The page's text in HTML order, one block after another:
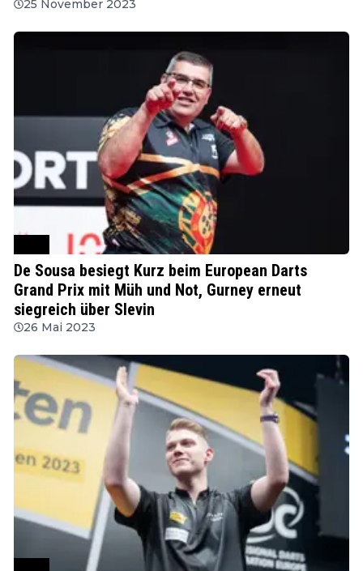
25 November 2023
De Sousa besiegt Kurz beim European Darts
Grand Prix mit Müh und Not, Gurney erneut
siegreich über Slevin
26 Mai 2023